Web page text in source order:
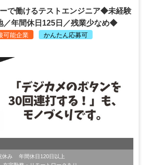
で働けるテストエンジニア◆未経験
／年間休日125日／残業少なめ◆
可能企業 かんたん応募可
休み
年間休日120日以上